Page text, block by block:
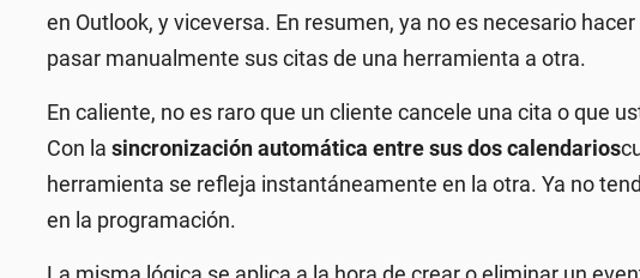
en Outlook, y viceversa. En resumen, ya no es necesario
pasar manualmente sus citas de una herramienta a otra.
En caliente, no es raro que un cliente cancele una cita o que
Con la sincronización automática entre sus dos calendarios
herramienta se refleja instantáneamente en la otra. Ya no
en la programación.